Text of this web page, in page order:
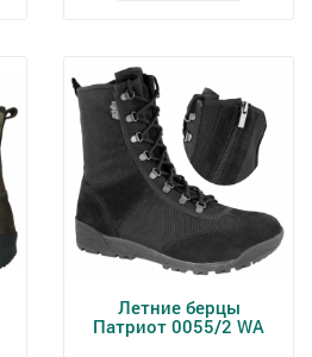
Летние берцы
Патриот 0055/2 WA